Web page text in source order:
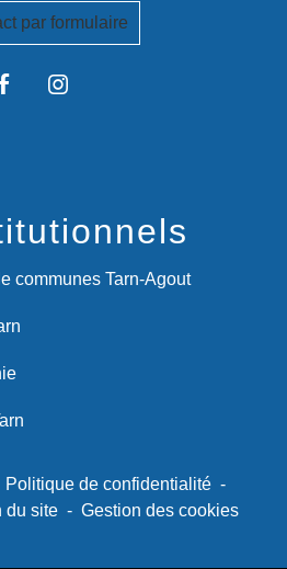
par formulaire
communes Tarn-Agout
Politique de confidentialité -
du site - Gestion des cookies